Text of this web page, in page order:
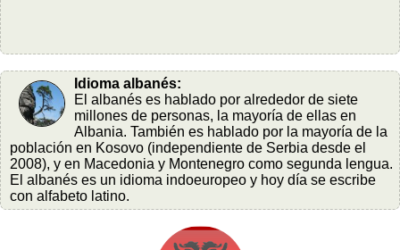
Idioma albanés:
El albanés es hablado por alrededor de siete
millones de personas, la mayoría de ellas en
Albania. También es hablado por la mayoría de la
población en Kosovo (independiente de Serbia desde el
2008), y en Macedonia y Montenegro como segunda lengua.
El albanés es un idioma indoeuropeo y hoy día se escribe
con alfabeto latino.